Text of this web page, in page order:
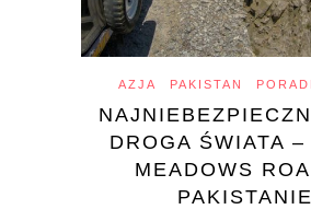
AZJA PAKISTAN
DROGA ŚWIATA –
MEADOWS
PAKISTANIE